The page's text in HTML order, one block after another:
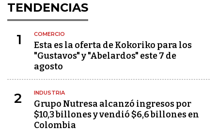
TENDENCIAS
1 COMERCIO
Esta es la oferta de Kokoriko para los
"Gustavos" y "Abelardos" este 7 de
agosto
2 INDUSTRIA
Grupo Nutresa alcanzó ingresos por
$10,3 billones y vendió $6,6 billones en
Colombia